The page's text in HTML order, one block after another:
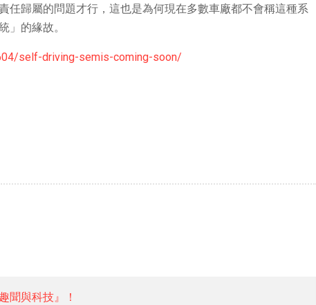
任歸屬的問題才行，這也是為何現在多數車廠都不會稱這種系
」的緣故。
self-driving-semis-coming-soon/
與科技』！